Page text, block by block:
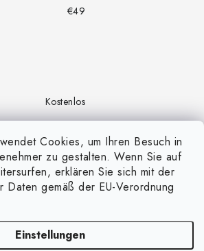
Cookies, um Ihren Besuch in
zu gestalten. Wenn Sie auf
erklären Sie sich mit der
Daten gemäß der EU-Verordnung
Einstellungen
€49
Kostenlos
Kostenlos
€4,00